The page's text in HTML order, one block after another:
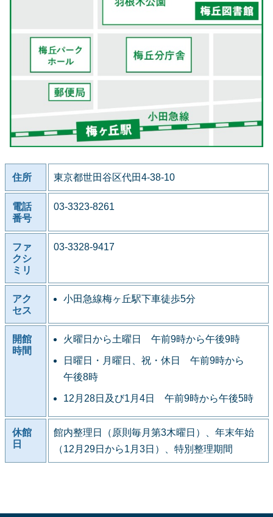
住所 東京都世田谷区代田4-38-10
電話
番号
03-3323-8261
ファ
クシ
ミリ
03-3328-9417
アク
セス
小田急線梅ヶ丘駅下車徒歩5分
開館
時間
火曜日から土曜日 午前9時から午後9時
日曜日・月曜日、祝・休日 午前9時から
午後8時
12月28日及び1月4日 午前9時から午後5時
休館
日
館内整理日（原則毎月第3木曜日）、年末年始
（12月29日から1月3日）、特別整理期間